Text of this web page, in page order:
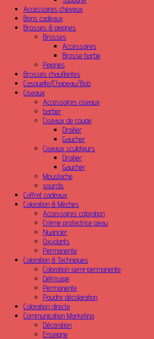
Accessoires cheveux
Bons cadeaux
Brosses & peignes
Brosses
Accessoires
Brosse barbe
Peignes
Brosses chauffantes
Casquette/Chapeau/Bob
Ciseaux
Accessoires ciseaux
barber
Ciseaux de coupe
Droitier
Gaucher
Ciseaux sculpteurs
Droitier
Gaucher
Moustache
sourcils
Coffret cadeaux
Coloration & Mèches
Accessoires coloration
Crème protectrice peau
Nuancier
Oxydants
Permanente
Coloration & Techniques
Coloration semi-permanente
Défrisage
Permanente
Poudre décolaration
Coloration directe
Communication Marketing
Décoration
Enseigne